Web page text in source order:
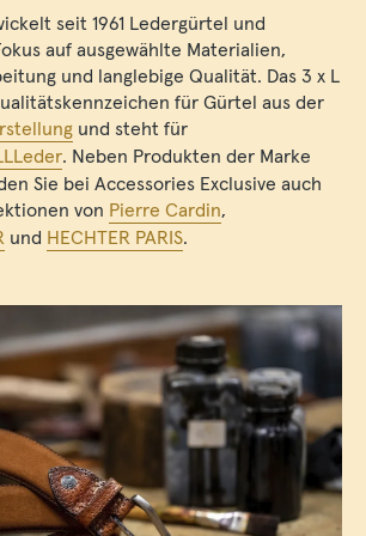
seit 1961 Ledergürtel und
auf ausgewählte Materialien,
und langlebige Qualität. Das 3 x L
für Gürtel aus der
und steht für
. Neben Produkten der Marke
Sie bei Accessories Exclusive auch
von Pierre Cardin,
und HECHTER PARIS.